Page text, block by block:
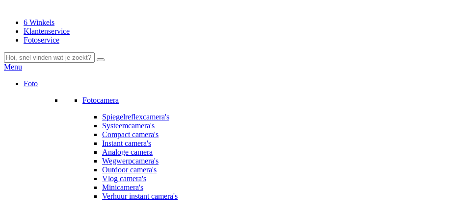
6 Winkels
Klantenservice
Fotoservice
Menu
Foto
Fotocamera
Spiegelreflexcamera's
Systeemcamera's
Compact camera's
Instant camera's
Analoge camera
Wegwerpcamera's
Outdoor camera's
Vlog camera's
Minicamera's
Verhuur instant camera's